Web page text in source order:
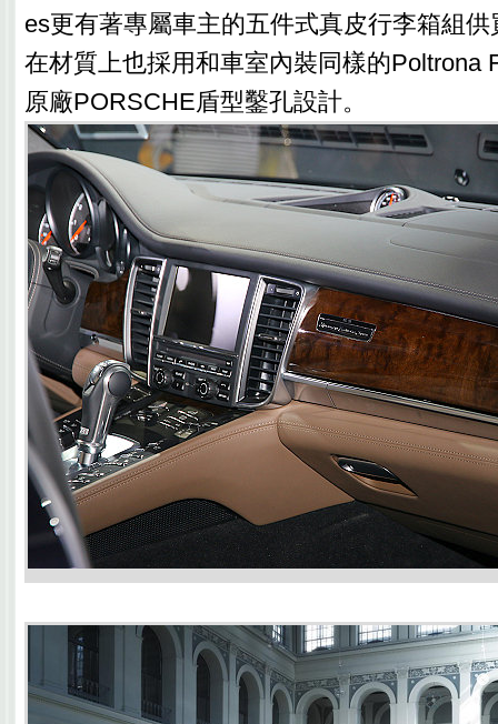
es更有著專屬車主的五件式真皮行李箱組
在材質上也採用和車室內裝同樣的Poltrona
原廠PORSCHE盾型鑿孔設計。